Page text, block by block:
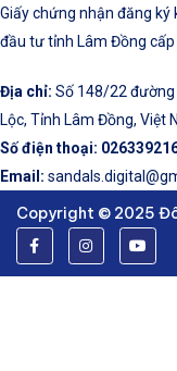
Giấy chứng nhận đăng ký
đầu tư tỉnh Lâm Đồng
Địa chỉ: Số 148/22 đường
Lộc, Tỉnh Lâm Đồng, Việt
Số điện thoại:
Email:
Copyright © 2025